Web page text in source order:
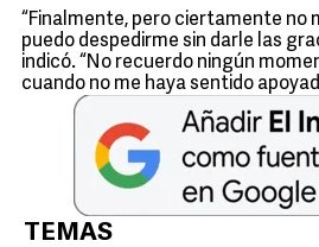
“Finalmente, pero ciertamente no
puedo despedirme sin darle las
indicó. “No recuerdo ningún
cuando no me haya sentido
TEMAS